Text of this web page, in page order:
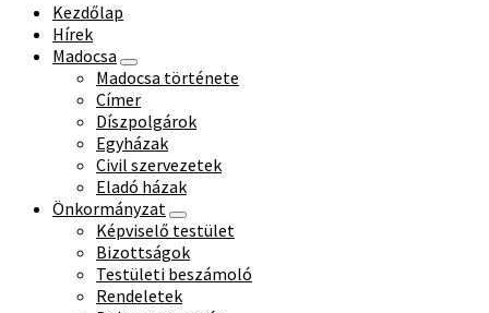
Kezdőlap
Hírek
Madocsa
Madocsa története
Címer
Díszpolgárok
Egyházak
Civil szervezetek
Eladó házak
Önkormányzat
Képviselő testület
Bizottságok
Testületi beszámoló
Rendeletek